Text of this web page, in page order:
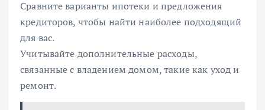
Сравните варианты ипотеки и предложения
кредиторов, чтобы найти наиболее подходящий
для вас.
Учитывайте дополнительные расходы,
связанные с владением домом, такие как уход и
ремонт.